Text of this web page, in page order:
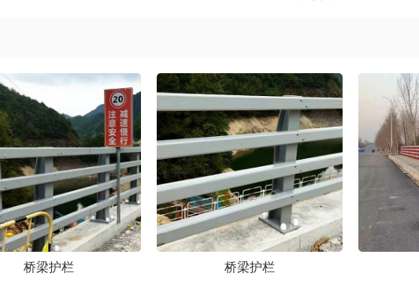
桥梁护栏 桥梁护栏